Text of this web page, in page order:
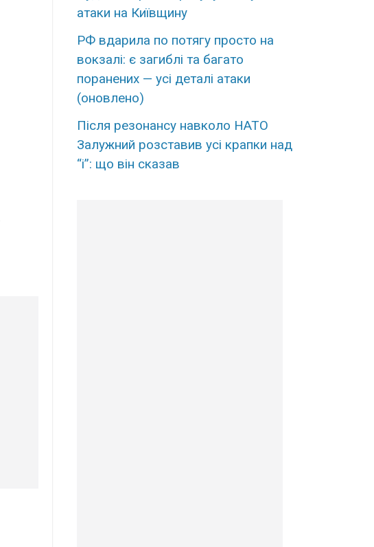
атаки на Київщину
РФ вдарила по потягу просто на
вокзалі: є загиблі та багато
поранених — усі деталі атаки
(оновлено)
Після резонансу навколо НАТО
Залужний розставив усі крапки над
“і”: що він сказав